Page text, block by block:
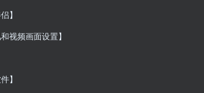
】
视频画面设置】
】